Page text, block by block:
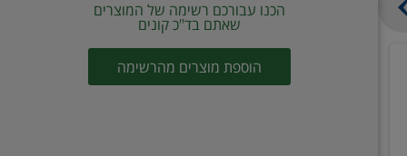
הכנו עבורכם רשימה של המוצרים
שאתם בד"כ קונים
הוספת מוצרים מהרשימה